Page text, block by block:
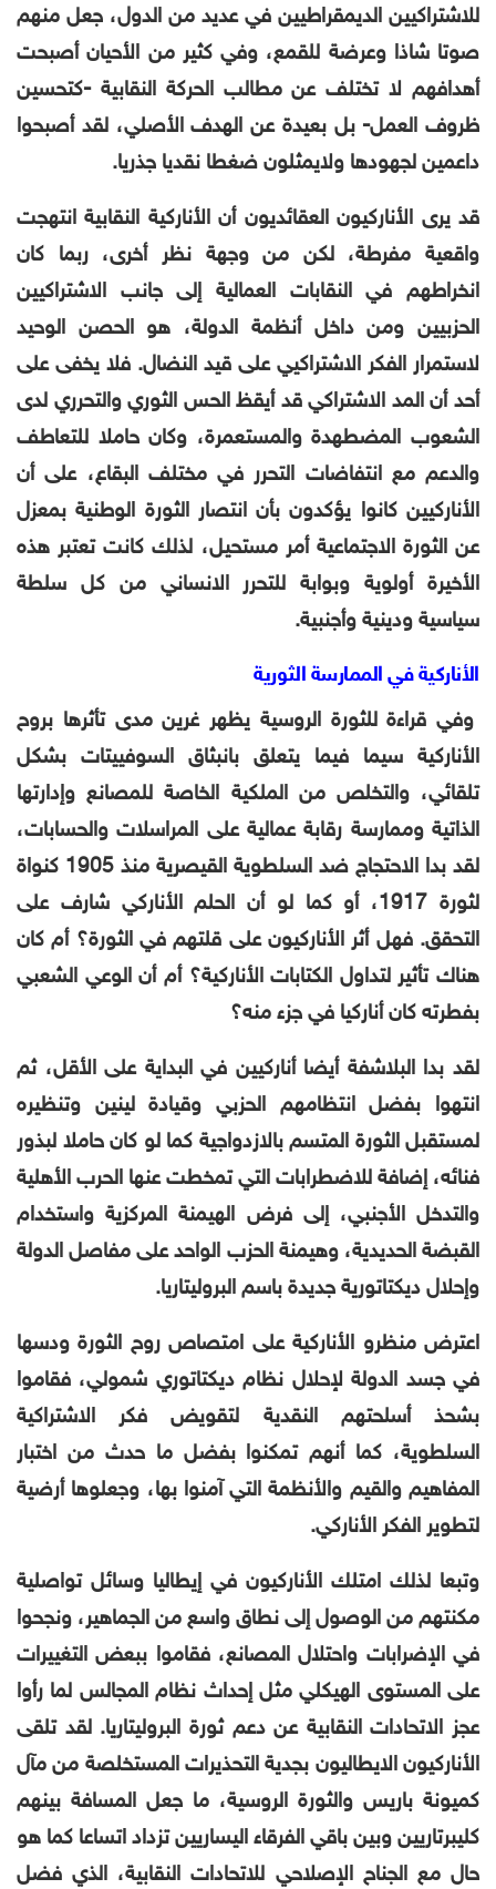
للاشتراكيين الديمقراطيين في عديد من الدول، جعل منهم
صوتا شاذا وعرضة للقمع، وفي كثير من الأحيان أصبحت
أهدافهم لا تختلف عن مطالب الحركة النقابية -كتحسين
ظروف العمل- بل بعيدة عن الهدف الأصلي، لقد أصبحوا
داعمين لجهودها ولايمثلون ضغطا نقديا جذريا.
قد يرى الأناركيون العقائديون أن الأناركية النقابية انتهجت
واقعية مفرطة، لكن من وجهة نظر أخرى، ربما كان
انخراطهم في النقابات العمالية إلى جانب الاشتراكيين
الحزبيين ومن داخل أنظمة الدولة، هو الحصن الوحيد
لاستمرار الفكر الاشتراكيي على قيد النضال. فلا يخفى على
أحد أن المد الاشتراكي قد أيقظ الحس الثوري والتحرري لدى
الشعوب المضطهدة والمستعمرة، وكان حاملا للتعاطف
والدعم مع انتفاضات التحرر في مختلف البقاع، على أن
الأناركيين كانوا يؤكدون بأن انتصار الثورة الوطنية بمعزل
عن الثورة الاجتماعية أمر مستحيل، لذلك كانت تعتبر هذه
الأخيرة أولوية وبوابة للتحرر الانساني من كل سلطة
سياسية ودينية وأجنبية.
الأناركية في الممارسة الثورية
وفي قراءة للثورة الروسية يظهر غرين مدى تأثرها بروح
الأناركية سيما فيما يتعلق بانبثاق السوفييتات بشكل
تلقائي، والتخلص من الملكية الخاصة للمصانع وإدارتها
الذاتية وممارسة رقابة عمالية على المراسلات والحسابات،
لقد بدا الاحتجاج ضد السلطوية القيصرية منذ 1905 كنواة
لثورة 1917، أو كما لو أن الحلم الأناركي شارف على
التحقق. فهل أثر الأناركيون على قلتهم في الثورة؟ أم كان
هناك تأثير لتداول الكتابات الأناركية؟ أم أن الوعي الشعبي
بفطرته كان أناركيا في جزء منه؟
لقد بدا البلاشفة أيضا أناركيين في البداية على الأقل، ثم
انتهوا بفضل انتظامهم الحزبي وقيادة لينين وتنظيره
لمستقبل الثورة المتسم بالازدواجية كما لو كان حاملا لبذور
فنائه، إضافة للاضطرابات التي تمخطت عنها الحرب الأهلية
والتدخل الأجنبي، إلى فرض الهيمنة المركزية واستخدام
القبضة الحديدية، وهيمنة الحزب الواحد على مفاصل الدولة
وإحلال ديكتاتورية جديدة باسم البروليتاريا.
اعترض منظرو الأناركية على امتصاص روح الثورة ودسها
في جسد الدولة لإحلال نظام ديكتاتوري شمولي، فقاموا
بشحذ أسلحتهم النقدية لتقويض فكر الاشتراكية
السلطوية، كما أنهم تمكنوا بفضل ما حدث من اختبار
المفاهيم والقيم والأنظمة التي آمنوا بها، وجعلوها أرضية
لتطوير الفكر الأناركي.
وتبعا لذلك امتلك الأناركيون في إيطاليا وسائل تواصلية
مكنتهم من الوصول إلى نطاق واسع من الجماهير، ونجحوا
في الإضرابات واحتلال المصانع، فقاموا ببعض التغييرات
على المستوى الهيكلي مثل إحداث نظام المجالس لما رأوا
عجز الاتحادات النقابية عن دعم ثورة البروليتاريا. لقد تلقى
الأناركيون الايطاليون بجدية التحذيرات المستخلصة من مآل
كميونة باريس والثورة الروسية، ما جعل المسافة بينهم
كليبرتاريين وبين باقي الفرقاء اليساريين تزداد اتساعا كما هو
حال مع الجناح الإصلاحي للاتحادات النقابية، الذي فضل